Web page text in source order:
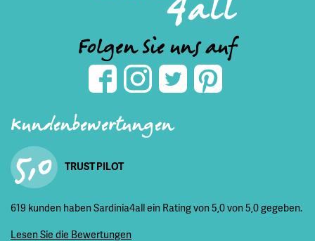
Folgen Sie uns auf
Kundenbewertungen
5,0 TRUST PILOT
619 kunden haben Sardinia4all ein Rating von 5,0 von 5,0 gegeben.
Lesen Sie die Bewertungen